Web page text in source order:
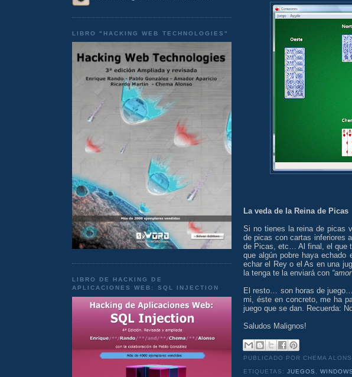
LIBRO "HACKING WEB TECHNOLOGIES"
LIBRO DE HACKING DE
APLICACIONES WEB: SQL INJECTION
La veda de la Reina de Picas
Si no tienes la reina de picas
de picas con cartas inferiores
de Picas, etc… Al final, el que
que algún pobre haya
echar el Rey o el As en una
la tenga te la enviará con
El resto… son horas de
mi, éste en concreto, me ha
juego que se dan. Recuerda:
Saludos Malignos!
PUBLICADO POR CHEMA
ETIQUETAS:JUEGOS ,